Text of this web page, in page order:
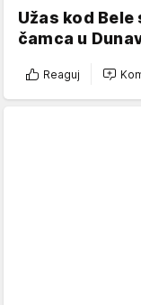
Užas kod
čamca u
Reaguj